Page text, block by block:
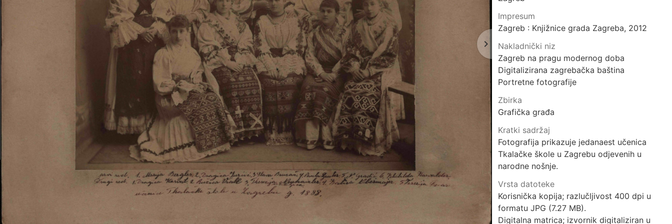
navigate_next
Sljedeća
stranica
Impresum
Zagreb : Knjižnice grada Zagreba, 2012
Nakladnički niz
Zagreb na pragu modernog doba
Digitalizirana zagrebačka baština
Portretne fotografije
Zbirka
Grafička građa
Kratki sadržaj
Fotografija prikazuje jedanaest učenica
Tkalačke škole u Zagrebu odjevenih u
narodne nošnje.
Vrsta datoteke
Korisnička kopija; razlučljivost 400 dpi u
formatu JPG (7.27 MB).
Digitalna matrica; izvornik digitaliziran u